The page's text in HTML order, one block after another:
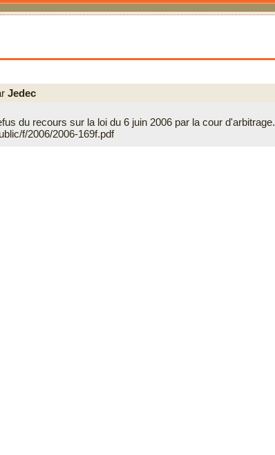
Jedec
du recours sur la loi du 6 juin 2006 par la cour d'arbitrage.
f/2006/2006-169f.pdf